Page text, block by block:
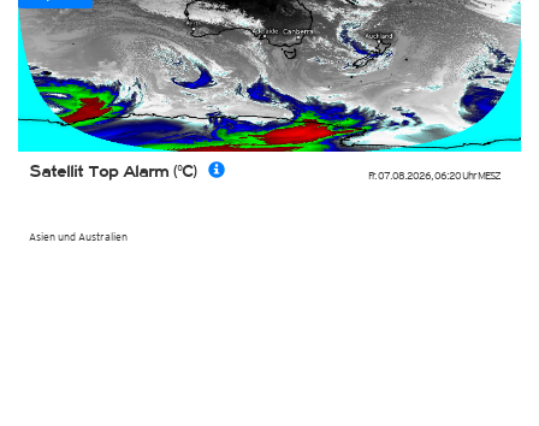
Fr. 07.08.2026, 06:20 UhrMESZ
Asien und Australien
Satellit Top Alarm (°C)
Schnell
Langsam